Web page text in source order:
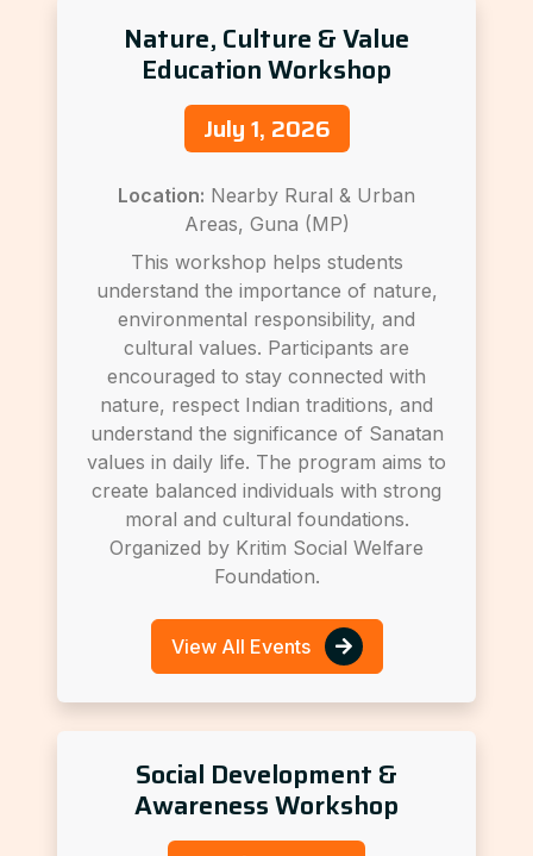
Nature, Culture & Value
Education Workshop
July 1, 2026
Location: Nearby Rural & Urban
Areas, Guna (MP)
This workshop helps students
understand the importance of nature,
environmental responsibility, and
cultural values. Participants are
encouraged to stay connected with
nature, respect Indian traditions, and
understand the significance of Sanatan
values in daily life. The program aims to
create balanced individuals with strong
moral and cultural foundations.
Organized by Kritim Social Welfare
Foundation.
View All Events
Social Development &
Awareness Workshop